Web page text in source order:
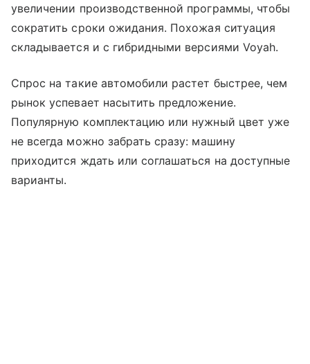
увеличении производственной программы, чтобы
сократить сроки ожидания. Похожая ситуация
складывается и с гибридными версиями Voyah.
Спрос на такие автомобили растет быстрее, чем
рынок успевает насытить предложение.
Популярную комплектацию или нужный цвет уже
не всегда можно забрать сразу: машину
приходится ждать или соглашаться на доступные
варианты.